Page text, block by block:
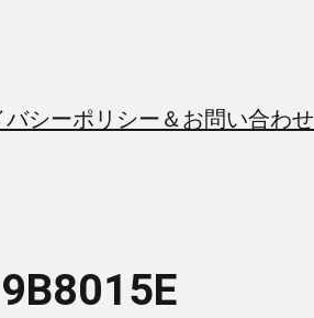
バシーポリシー＆お問い合わせ